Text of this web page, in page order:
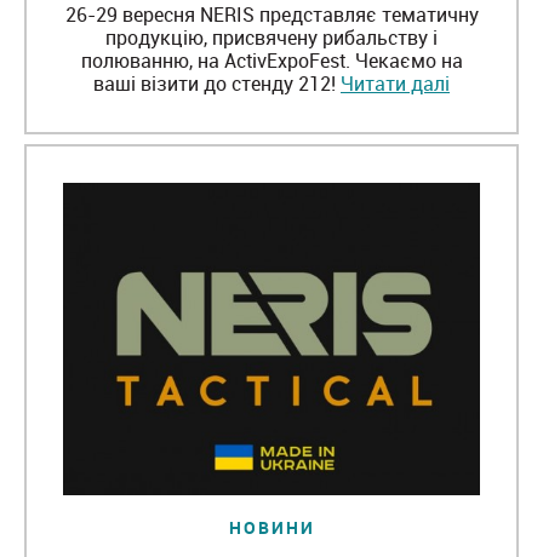
26-29 вересня NERIS представляє тематичну
продукцію, присвячену рибальству і
полюванню, на ActivExpoFest. Чекаємо на
ваші візити до стенду 212! Читати далі
НОВИНИ